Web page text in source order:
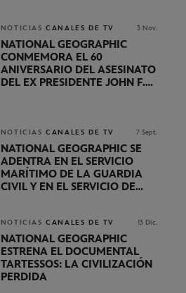
NOTICIAS CANALES DE TV 3 Nov.
NATIONAL GEOGRAPHIC
CONMEMORA EL 60
ANIVERSARIO DEL ASESINATO
DEL EX PRESIDENTE JOHN F.
NOTICIAS CANALES DE TV 7 Sept.
NATIONAL GEOGRAPHIC SE
ADENTRA EN EL SERVICIO
MARÍTIMO DE LA GUARDIA
CIVIL Y EN EL SERVICIO DE
“ALERTA EN EL MAR”
NOTICIAS CANALES DE TV 13 Dic.
NATIONAL GEOGRAPHIC
ESTRENA EL DOCUMENTAL
TARTESSOS: LA CIVILIZACIÓN
PERDIDA